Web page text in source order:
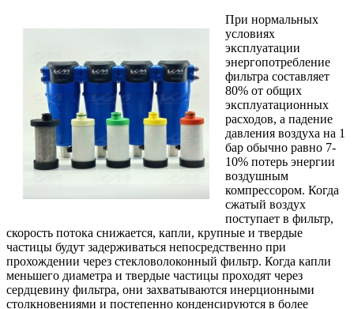
При нормальных
условиях
эксплуатации
энергопотребление
фильтра составляет
80% от общих
эксплуатационных
расходов, а падение
давления воздуха на 1
бар обычно равно 7-
10% потерь энергии
воздушным
компрессором. Когда
сжатый воздух
поступает в фильтр,
скорость потока снижается, капли, крупные и твердые
частицы будут задерживаться непосредственно при
прохождении через стекловолоконный фильтр. Когда капли
меньшего диаметра и твердые частицы проходят через
сердцевину фильтра, они захватываются инерционными
столкновениями и постепенно конденсируются в более